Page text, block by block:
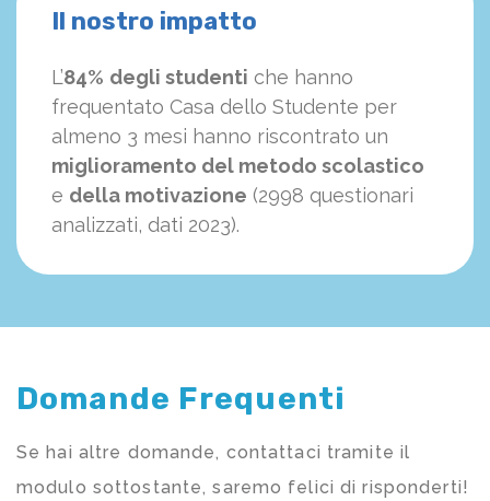
Il nostro impatto
L’84% degli studenti che hanno
frequentato Casa dello Studente per
almeno 3 mesi hanno riscontrato un
miglioramento del metodo scolastico
e della motivazione (2998 questionari
analizzati, dati 2023).
Domande Frequenti
Se hai altre domande, contattaci tramite il
modulo sottostante, saremo felici di risponderti!